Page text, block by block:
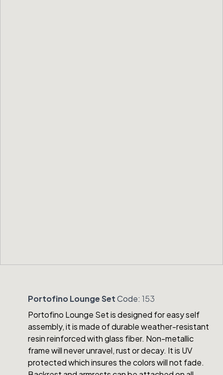
Portofino Lounge SetCode: 153
Portofino Lounge Set is designed for easy self
assembly, it is made of durable weather-resistant
resin reinforced with glass fiber. Non-metallic
frame will never unravel, rust or decay. It is UV
protected which insures the colors will not fade.